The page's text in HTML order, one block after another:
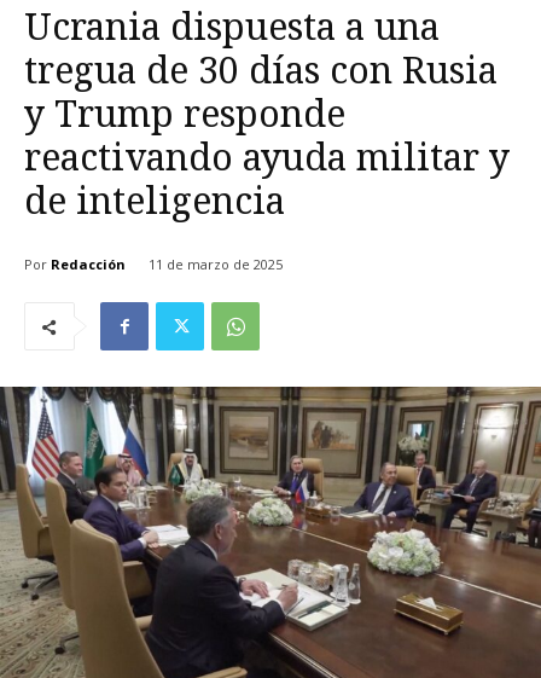
Ucrania dispuesta a una
tregua de 30 días con Rusia
y Trump responde
reactivando ayuda militar y
de inteligencia
Por Redacción 11 de marzo de 2025